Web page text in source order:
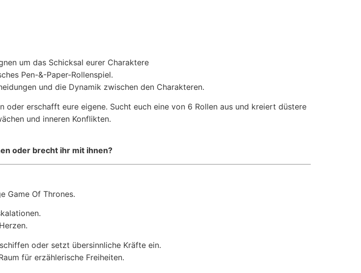
um das Schicksal eurer Charaktere
Pen-&-Paper-Rollenspiel.
und die Dynamik zwischen den Charakteren.
oder erschafft eure eigene. Sucht euch eine von 6 Rollen aus und kreiert düstere
und inneren Konflikten.
oder brecht ihr mit ihnen?
Game Of Thrones.
oder setzt übersinnliche Kräfte ein.
für erzählerische Freiheiten.